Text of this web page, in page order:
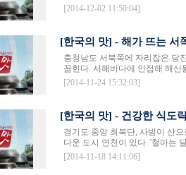
[2014-12-02 11:50:04]
[한국의 맛] - 해가 뜨는 서
충청남도 서북쪽에 자리잡은 당
꼽힌다. 서해바다에 인접해 해산
[2014-11-24 15:32:03]
[한국의 맛] - 건강한 식도
경기도 중앙 최북단, 사방이 산
다운 도시 연천이 있다. '철마는
[2014-11-18 14:11:06]